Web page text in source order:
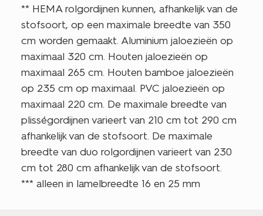
** HEMA rolgordijnen kunnen, afhankelijk van de
stofsoort, op een maximale breedte van 350
cm worden gemaakt. Aluminium jaloezieën op
maximaal 320 cm. Houten jaloezieën op
maximaal 265 cm. Houten bamboe jaloezieën
op 235 cm op maximaal. PVC jaloezieën op
maximaal 220 cm. De maximale breedte van
plisségordijnen varieert van 210 cm tot 290 cm
afhankelijk van de stofsoort. De maximale
breedte van duo rolgordijnen varieert van 230
cm tot 280 cm afhankelijk van de stofsoort.
*** alleen in lamelbreedte 16 en 25 mm